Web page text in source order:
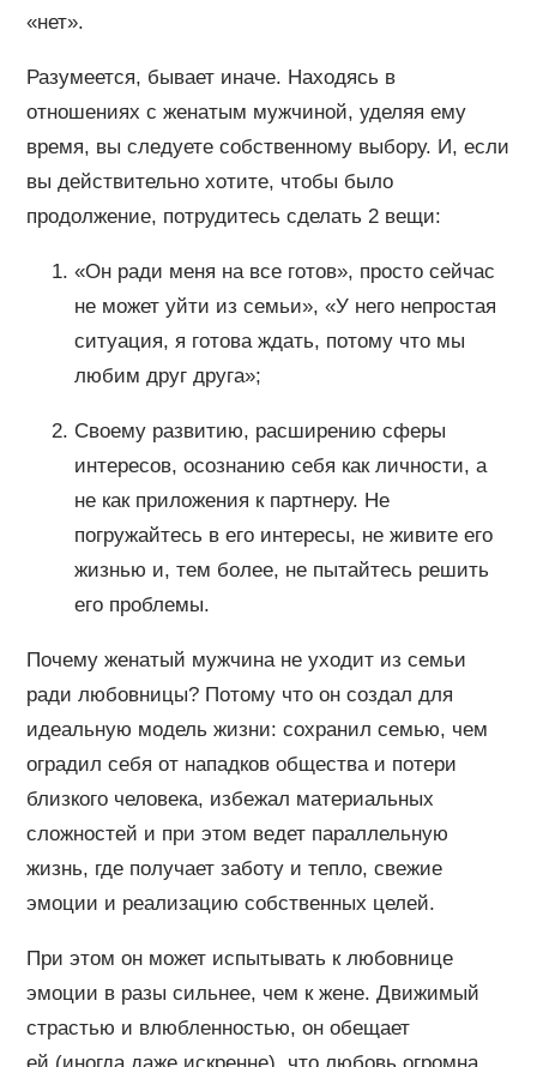
«нет».
Разумеется, бывает иначе. Находясь в
отношениях с женатым мужчиной, уделяя ему
время, вы следуете собственному выбору. И, если
вы действительно хотите, чтобы было
продолжение, потрудитесь сделать 2 вещи:
«Он ради меня на все готов», просто сейчас
не может уйти из семьи», «У него непростая
ситуация, я готова ждать, потому что мы
любим друг друга»;
Своему развитию, расширению сферы
интересов, осознанию себя как личности, а
не как приложения к партнеру. Не
погружайтесь в его интересы, не живите его
жизнью и, тем более, не пытайтесь решить
его проблемы.
Почему женатый мужчина не уходит из семьи
ради любовницы? Потому что он создал для
идеальную модель жизни: сохранил семью, чем
оградил себя от нападков общества и потери
близкого человека, избежал материальных
сложностей и при этом ведет параллельную
жизнь, где получает заботу и тепло, свежие
эмоции и реализацию собственных целей.
При этом он может испытывать к любовнице
эмоции в разы сильнее, чем к жене. Движимый
страстью и влюбленностью, он обещает